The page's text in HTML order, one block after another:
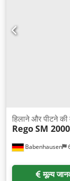
Babenhausen
हिलाने और पीटने की
RegoSM
मूल्य